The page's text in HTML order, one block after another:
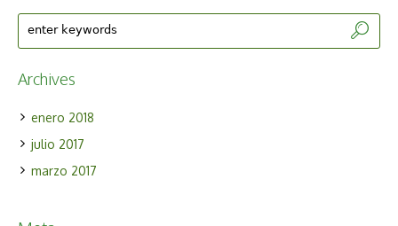
Archives
enero 2018
julio 2017
marzo 2017